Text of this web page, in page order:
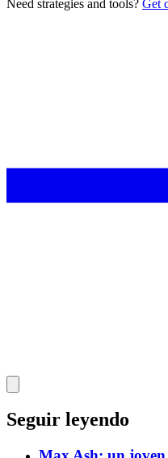
Need strategies and tools? Get
Seguir leyendo